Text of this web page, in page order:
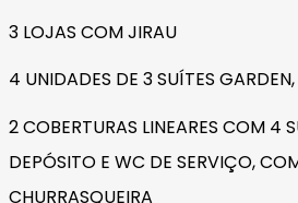
3 LOJAS COM JIRAU
4 UNIDADES DE 3 SUÍTES
2 COBERTURAS LINEARES COM 4
DEPÓSITO E WC DE SERVIÇO,
CHURRASQUEIRA